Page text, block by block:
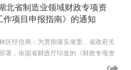
北省制造业领域财政专项资
作项目申报指南》的通知
区经信局：为贯彻落实省委、省政府关
署，依据省财政厅印发的《财政专项资